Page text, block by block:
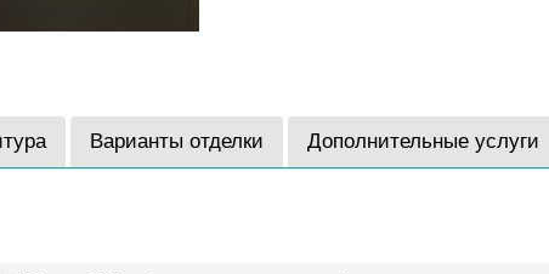
Варианты отделки Дополнительные услуги